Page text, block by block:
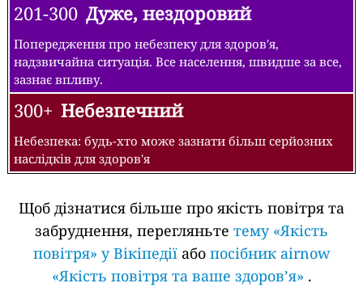
201-300 Дуже, нездоровий
Попередження про небезпеку для здоров'я,
надзвичайна ситуація. Все населення, швидше за все,
зазнає впливу.
300+ Небезпечний
Небезпека: будь-хто може зазнати більш серйозних
наслідків для здоров'я
Щоб дізнатися більше про якість повітря та
забруднення, перегляньте тему «Якість
повітря» у Вікіпедіїабо посібник airnow
«Якість повітря та ваше здоров’я» .